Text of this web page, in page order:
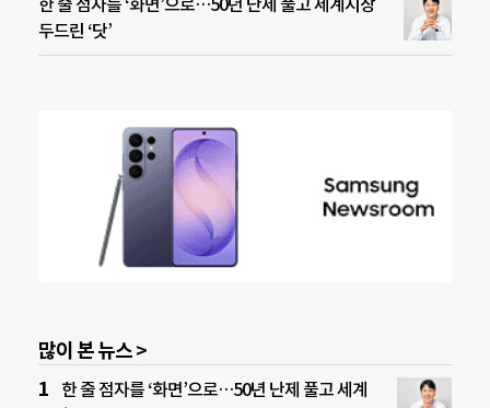
두드린 ‘닷’
많이 본 뉴스 >
한 줄 점자를 ‘화면’으로…50년 난제 풀고 세계